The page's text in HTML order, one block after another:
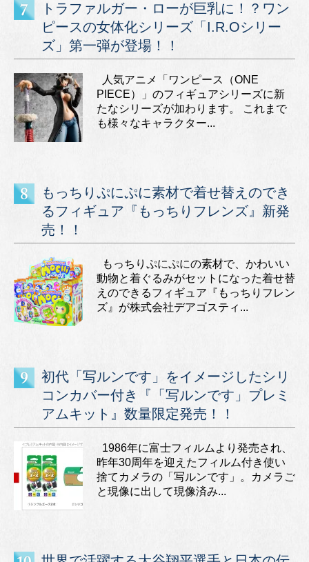
トラファルガー・ローが巨乳に！？ワン
ピースの女体化シリーズ「I.R.Oシリー
ズ」第一弾が登場！！
人気アニメ「ワンピース（ONE
PIECE）」のフィギュアシリーズに新
たなシリーズが加わります。 これまで
も様々なキャラクター...
もっちりぷにぷに素材で着せ替えのでき
るフィギュア『もっちりフレンズ』新発
売！！
もっちりぷにぷにの素材で、かわいい
動物と着ぐるみがセットになった着せ替
えのできるフィギュア『もっちりフレン
ズ』が株式会社デアゴスティ...
初代「写ルンです」をイメージしたシリ
コンカバー付き『「写ルンです」プレミ
アムキット』数量限定発売！！
1986年に富士フィルムより発売され、
昨年30周年を迎えたフィルム付き使い
捨てカメラの「写ルンです」。カメラご
と現像に出して現像済み...